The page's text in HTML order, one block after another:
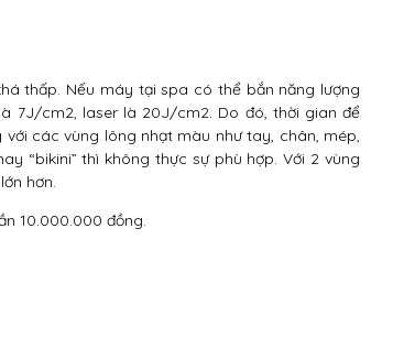
thấp. Nếu máy tại spa có thể bắn năng lượng
7J/cm2, laser là 20J/cm2. Do đó, thời gian để
các vùng lông nhạt màu như tay, chân, mép,
“bikini” thì không thực sự phù hợp. Với 2 vùng
hơn.
10.000.000 đồng.